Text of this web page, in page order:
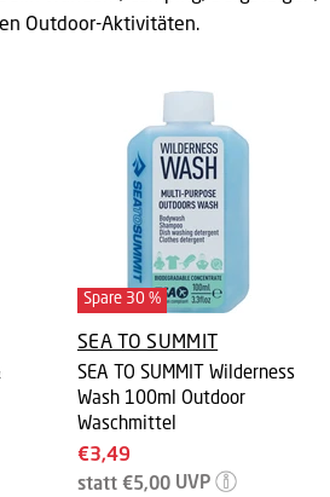
Outdoor-Aktivitäten.
Spare 30 %
SEA TO SUMMIT
SEA TO SUMMIT Wilderness
Wash 100ml Outdoor
Waschmittel
Aktueller
Preis
€3,49
Ursprünglicher
statt €5,00 UVP